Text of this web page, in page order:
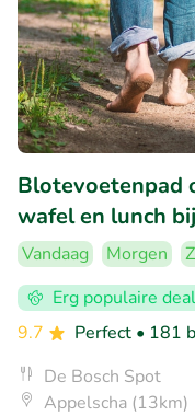
Blotevoetenpad
wafel en lunch
Vandaag Morgen
Erg populaire deal
9.7
Perfect • 181
De Bosch Spot
Appelscha (13km)